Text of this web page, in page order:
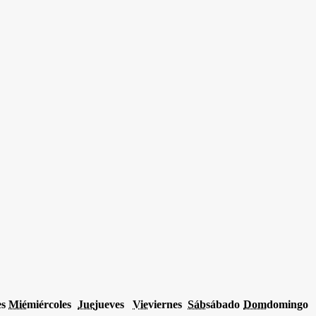
Miémiércoles Juejueves Vieviernes Sábsábado Domdomingo